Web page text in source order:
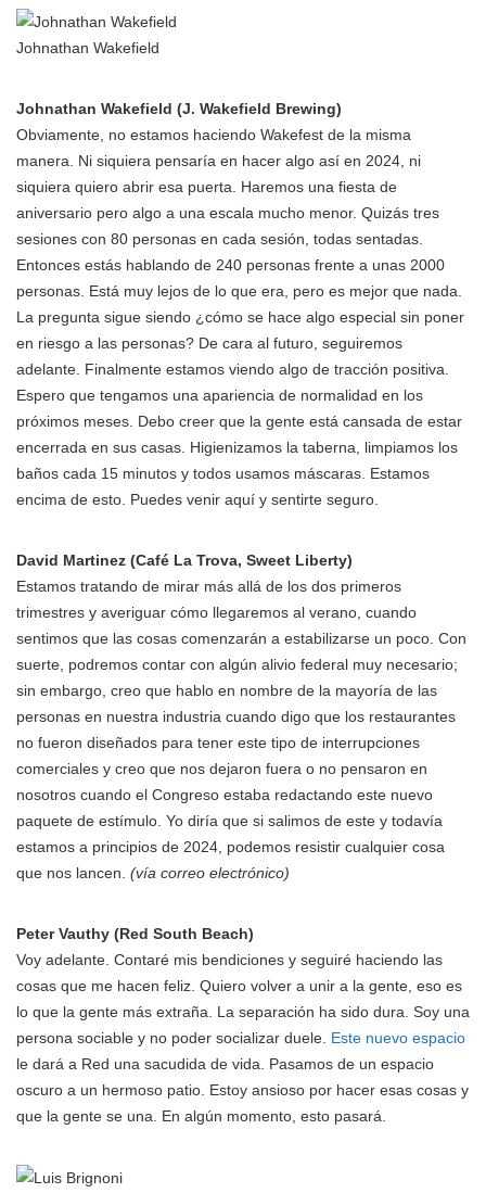
Johnathan Wakefield
Johnathan Wakefield (J. Wakefield Brewing)
Obviamente, no estamos haciendo Wakefest de la misma
manera. Ni siquiera pensaría en hacer algo así en 2024, ni
siquiera quiero abrir esa puerta. Haremos una fiesta de
aniversario pero algo a una escala mucho menor. Quizás tres
sesiones con 80 personas en cada sesión, todas sentadas.
Entonces estás hablando de 240 personas frente a unas 2000
personas. Está muy lejos de lo que era, pero es mejor que nada.
La pregunta sigue siendo ¿cómo se hace algo especial sin poner
en riesgo a las personas? De cara al futuro, seguiremos
adelante. Finalmente estamos viendo algo de tracción positiva.
Espero que tengamos una apariencia de normalidad en los
próximos meses. Debo creer que la gente está cansada de estar
encerrada en sus casas. Higienizamos la taberna, limpiamos los
baños cada 15 minutos y todos usamos máscaras. Estamos
encima de esto. Puedes venir aquí y sentirte seguro.
David Martinez (Café La Trova, Sweet Liberty)
Estamos tratando de mirar más allá de los dos primeros
trimestres y averiguar cómo llegaremos al verano, cuando
sentimos que las cosas comenzarán a estabilizarse un poco. Con
suerte, podremos contar con algún alivio federal muy necesario;
sin embargo, creo que hablo en nombre de la mayoría de las
personas en nuestra industria cuando digo que los restaurantes
no fueron diseñados para tener este tipo de interrupciones
comerciales y creo que nos dejaron fuera o no pensaron en
nosotros cuando el Congreso estaba redactando este nuevo
paquete de estímulo. Yo diría que si salimos de este y todavía
estamos a principios de 2024, podemos resistir cualquier cosa
que nos lancen. (vía correo electrónico)
Peter Vauthy (Red South Beach)
Voy adelante. Contaré mis bendiciones y seguiré haciendo las
cosas que me hacen feliz. Quiero volver a unir a la gente, eso es
lo que la gente más extraña. La separación ha sido dura. Soy una
persona sociable y no poder socializar duele. Este nuevo espacio
le dará a Red una sacudida de vida. Pasamos de un espacio
oscuro a un hermoso patio. Estoy ansioso por hacer esas cosas y
que la gente se una. En algún momento, esto pasará.